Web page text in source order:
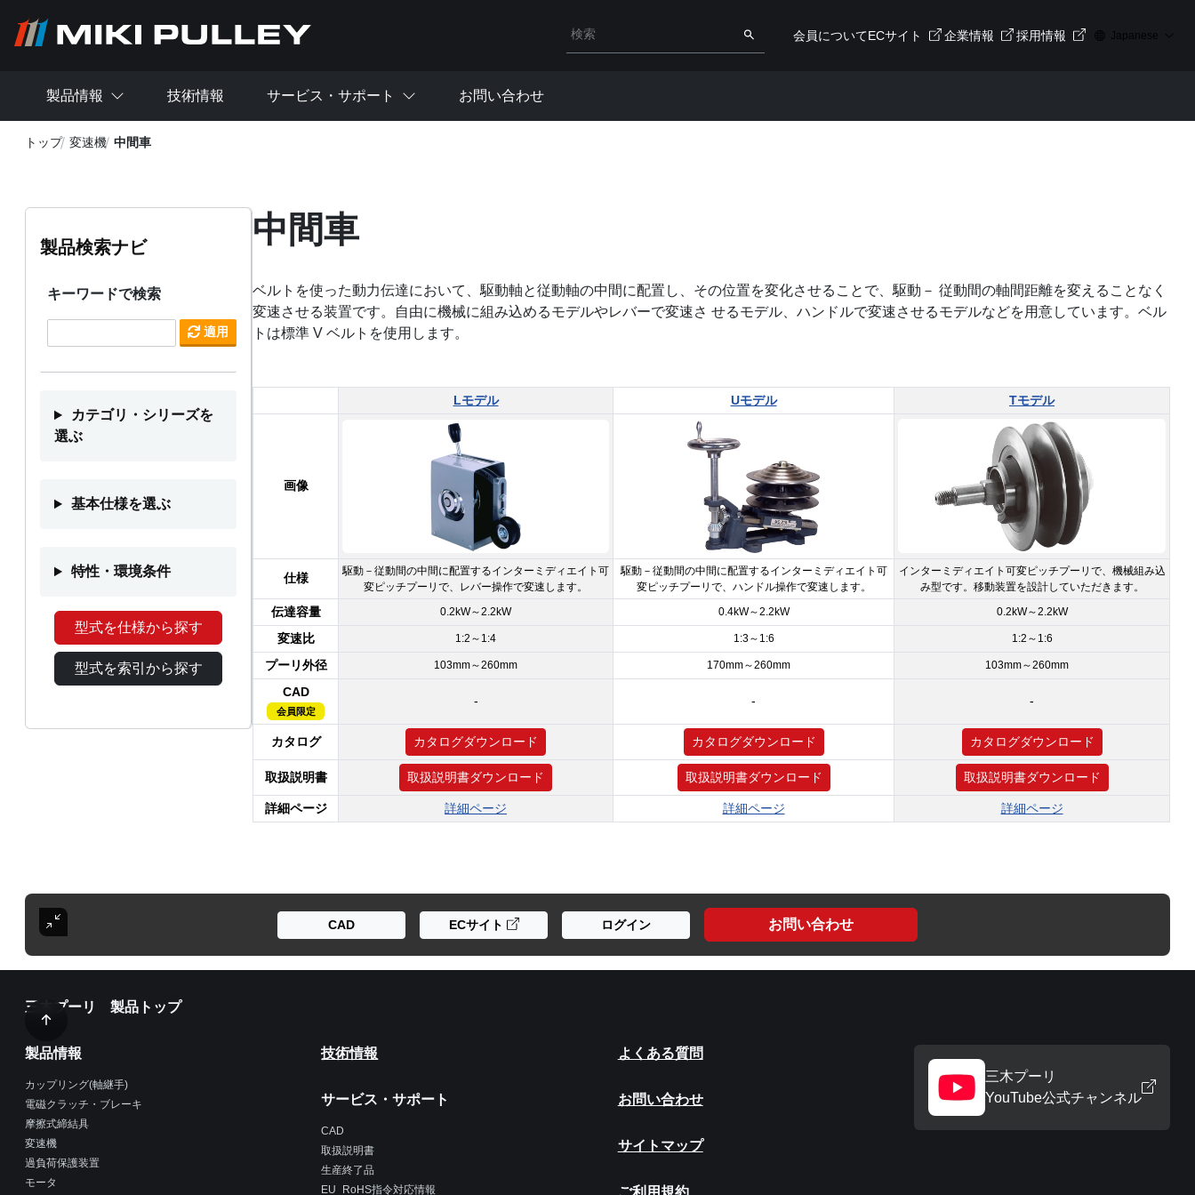
検索キーワード入力 検索
会員についてECサイト 企業情報 採用情報 Japanese
製品情報 技術情報 サービス・サポート お問い合わせ
トップ 変速機 中間車
製品検索ナビ
キーワードで検索
適用
カテゴリ・シリーズを
選ぶ
基本仕様を選ぶ
特性・環境条件
型式を仕様から探す
型式を索引から探す
中間車
ベルトを使った動力伝達において、駆動軸と従動軸の中間に配置し、その位置を変化させることで、駆動－ 従動間の軸間距離を変えることなく
変速させる装置です。自由に機械に組み込めるモデルやレバーで変速さ せるモデル、ハンドルで変速させるモデルなどを用意しています。ベル
トは標準 V ベルトを使用します。
Lモデル Uモデル Tモデル
画像
仕様
駆動－従動間の中間に配置するインターミディエイト可
変ピッチプーリで、レバー操作で変速します。
駆動－従動間の中間に配置するインターミディエイト可
変ピッチプーリで、ハンドル操作で変速します。
インターミディエイト可変ピッチプーリで、機械組み込
み型です。移動装置を設計していただきます。
伝達容量 0.2kW～2.2kW 0.4kW～2.2kW 0.2kW～2.2kW
変速比 1:2～1:4 1:3～1:6 1:2～1:6
プーリ外径 103mm～260mm 170mm～260mm 103mm～260mm
CAD
会員限定
- - -
カタログ カタログダウンロード カタログダウンロード カタログダウンロード
取扱説明書 取扱説明書ダウンロード 取扱説明書ダウンロード 取扱説明書ダウンロード
詳細ページ 詳細ページ 詳細ページ 詳細ページ
CAD ECサイト ログイン お問い合わせ
三木プーリ 製品トップ
製品情報
カップリング(軸継手)
電磁クラッチ・ブレーキ
摩擦式締結具
変速機
過負荷保護装置
モータ
技術情報
サービス・サポート
CAD
取扱説明書
生産終了品
EU_RoHS指令対応情報
よくある質問
お問い合わせ
サイトマップ
ご利用規約
三木プーリ
YouTube公式チャンネル